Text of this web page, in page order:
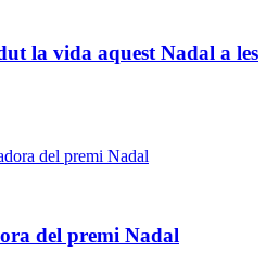
la vida aquest Nadal a les
del premi Nadal